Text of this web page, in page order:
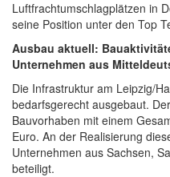
Luftfrachtumschlagplätzen in
seine Position unter den Top
Ausbau aktuell:
Unternehmen aus
Die Infrastruktur am Leipzig/
bedarfsgerecht ausgebaut.
Bauvorhaben mit einem
Euro. An der Realisierung
Unternehmen aus Sachsen,
beteiligt.